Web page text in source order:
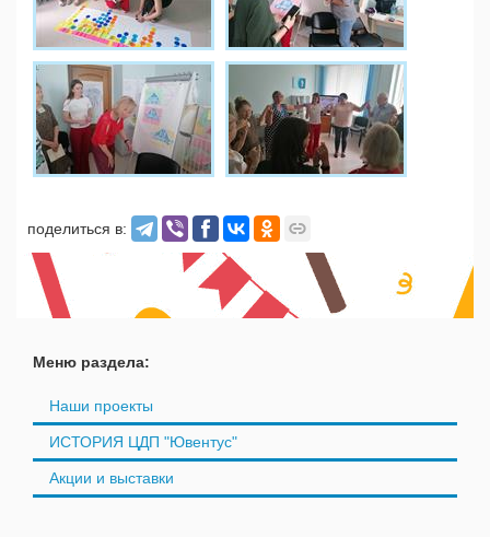
поделиться в:
Меню раздела:
Наши проекты
ИСТОРИЯ ЦДП "Ювентус"
Акции и выставки